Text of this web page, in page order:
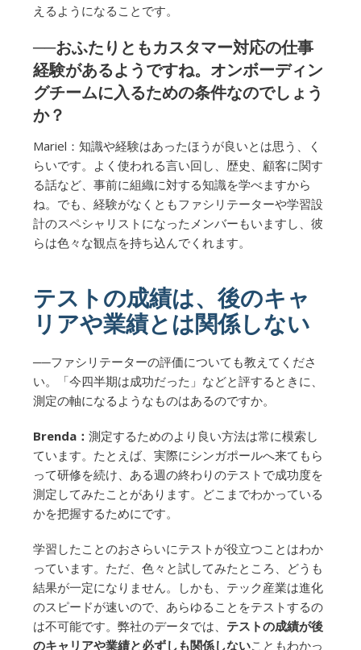
えるようになることです。
──おふたりともカスタマー対応の仕事
経験があるようですね。オンボーディン
グチームに入るための条件なのでしょう
か？
Mariel：知識や経験はあったほうが良いとは思う、く
らいです。よく使われる言い回し、歴史、顧客に関す
る話など、事前に組織に対する知識を学べますから
ね。でも、経験がなくともファシリテーターや学習設
計のスペシャリストになったメンバーもいますし、彼
らは色々な観点を持ち込んでくれます。
テストの成績は、後のキャ
リアや業績とは関係しない
──ファシリテーターの評価についても教えてくださ
い。「今四半期は成功だった」などと評するときに、
測定の軸になるようなものはあるのですか。
Brenda： 測定するためのより良い方法は常に模索し
ています。たとえば、実際にシンガポールへ来てもら
って研修を続け、ある週の終わりのテストで成功度を
測定してみたことがあります。どこまでわかっている
かを把握するためにです。
学習したことのおさらいにテストが役立つことはわか
っています。ただ、色々と試してみたところ、どうも
結果が一定になりません。しかも、テック産業は進化
のスピードが速いので、あらゆることをテストするの
は不可能です。弊社のデータでは、 テストの成績が後
のキャリアや業績と必ずしも関係しないこともわかっ